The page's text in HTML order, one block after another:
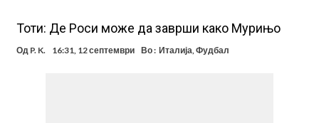
Тоти: Де Роси може да заврши како Мурињо
Од P. K. 16:31, 12 септември Во : Италија,Фудбал